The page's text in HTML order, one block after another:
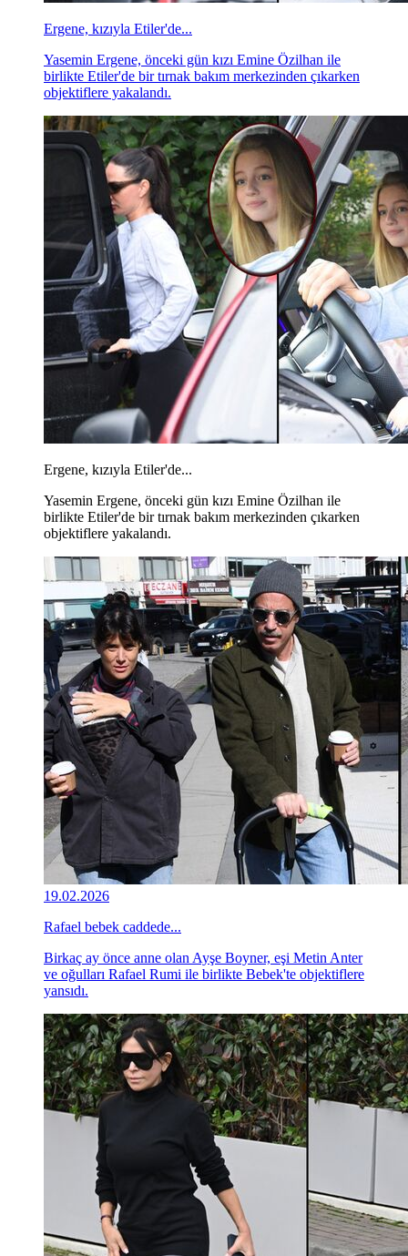
Ergene, kızıyla Etiler'de...
Yasemin Ergene, önceki gün kızı Emine Özilhan ile
birlikte Etiler'de bir tırnak bakım merkezinden çıkarken
objektiflere yakalandı.
Ergene, kızıyla Etiler'de...
Yasemin Ergene, önceki gün kızı Emine Özilhan ile
birlikte Etiler'de bir tırnak bakım merkezinden çıkarken
objektiflere yakalandı.
19.02.2026
Rafael bebek caddede...
Birkaç ay önce anne olan Ayşe Boyner, eşi Metin Anter
ve oğulları Rafael Rumi ile birlikte Bebek'te objektiflere
yansıdı.